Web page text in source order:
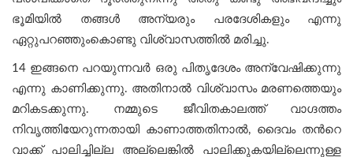
ഭൂമിയിൽ തങ്ങൾ അന്യരും പരദേശികളും എന്നു
ഏറ്റുപറഞ്ഞുംകൊണ്ടു വിശ്വാസത്തിൽ മരിച്ചു.
14 ഇങ്ങനെ പറയുന്നവർ ഒരു പിതൃദേശം അന്വേഷിക്കുന്നു
എന്നു കാണിക്കുന്നു. അതിനാൽ വിശ്വാസം മരണത്തെയും
മറികടക്കുന്നു. നമ്മുടെ ജീവിതകാലത്ത് വാഗ്ദത്തം
നിവൃത്തിയേറുന്നതായി കാണാത്തതിനാൽ, ദൈവം തന്‍റെ
വാക്ക് പാലിച്ചില്ല അല്ലെങ്കിൽ പാലിക്കുകയില്ലെന്നുള്ള